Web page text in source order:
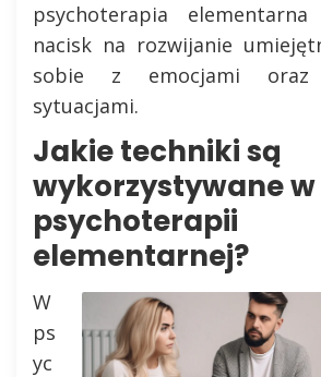
psychoterapia
nacisk na rozwijanie
sobie z emocjami oraz
sytuacjami.
Jakie techniki są
wykorzystywane w
psychoterapii
elementarnej?
W
ps
yc